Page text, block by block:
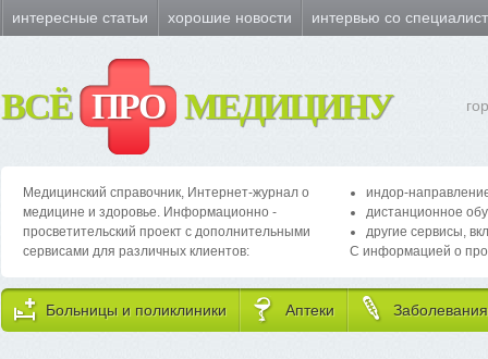
интересные статьи хорошие новости интервью со
ВСЁ ПРО МЕДИЦИНУ
Медицинский справочник, Интернет-журнал о
медицине и здоровье. Информационно -
просветительский проект с дополнительными
сервисами для различных клиентов:
индор-
дистанционное
другие сервисы,
С информацией о
Больницы и поликлиники Аптеки Заболевания